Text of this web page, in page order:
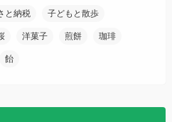
と納税 子どもと散歩
洋菓子 煎餅 珈琲
飴